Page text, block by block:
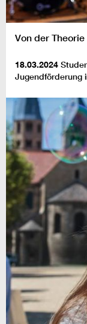
Von der
18.03.2024
Jugendförderung